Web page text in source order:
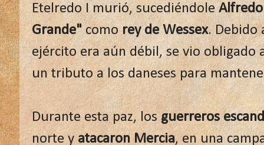
Etelredo I murió, sucediéndole
Grande"comorey de Wessex. Debido
ejército era aún débil, se vio obligado
un tributo a los daneses para
Durante esta paz, losguerreros
norte yatacaron Mercia, en una